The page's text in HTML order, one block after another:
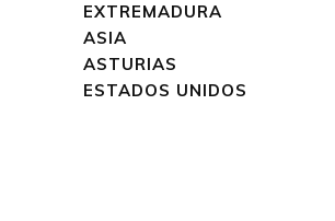
EXTREMADURA
ASIA
ASTURIAS
ESTADOS UNIDOS